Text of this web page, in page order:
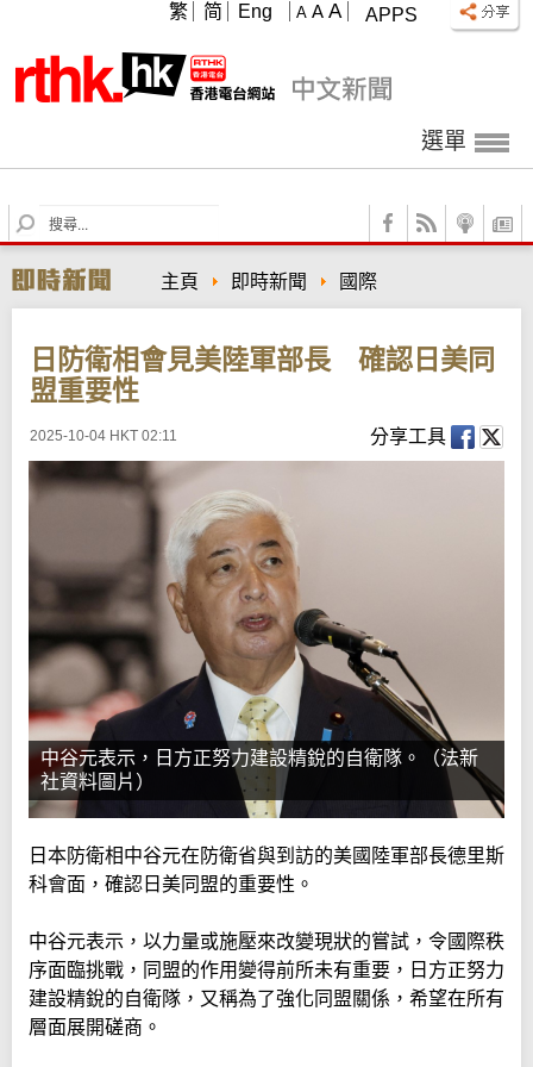
APPS
A A A
繁 简 Eng
選單
S
e
r
c
主頁 即時新聞 國際
日防衛相會見美陸軍部長 確認日美同
盟重要性
2025-10-04 HKT 02:11 分享工具
中谷元表示，日方正努力建設精銳的自衛隊。（法新
社資料圖片）
日本防衛相中谷元在防衛省與到訪的美國陸軍部長德里斯
科會面，確認日美同盟的重要性。
中谷元表示，以力量或施壓來改變現狀的嘗試，令國際秩
序面臨挑戰，同盟的作用變得前所未有重要，日方正努力
建設精銳的自衛隊，又稱為了強化同盟關係，希望在所有
層面展開磋商。